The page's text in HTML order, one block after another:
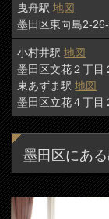
曳舟駅地図
墨田区東向島2-
小村井駅地図
墨田区文花２丁目
東あずま駅地図
墨田区立花４丁目
墨田区にあ